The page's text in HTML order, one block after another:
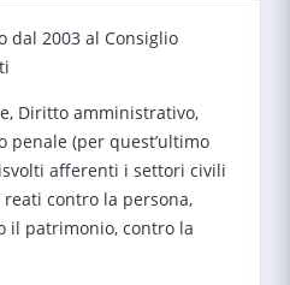
dal 2003 al Consiglio
Diritto amministrativo,
(per quest’ultimo
afferenti i settori civili
contro la persona,
il patrimonio, contro la